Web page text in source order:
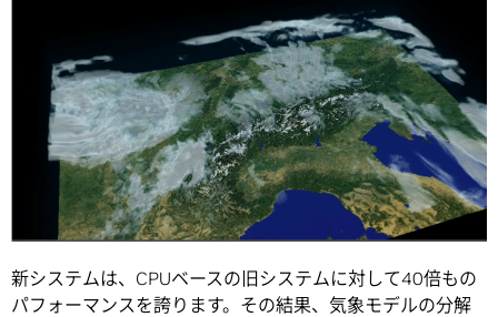
新システムは、CPUベースの旧システムに対して40倍もの
パフォーマンスを誇ります。その結果、気象モデルの分解